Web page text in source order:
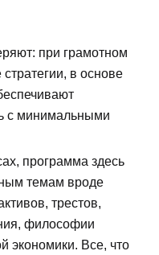
при грамотном
в основе
с минимальными
программа здесь
темам вроде
трестов,
философии
экономики. Все, что